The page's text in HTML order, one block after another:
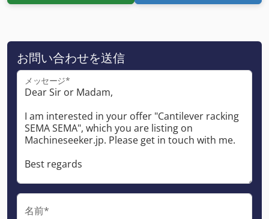
お問い合わせを送信
メッセージ*
名前*